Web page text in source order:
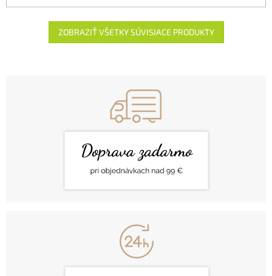
ZOBRAZIŤ VŠETKY SÚVISIACE PRODUKTY